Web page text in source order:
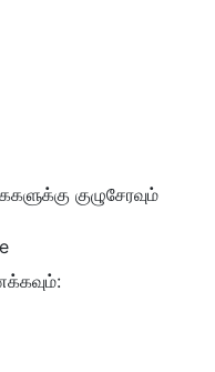
குழுசேரவும்